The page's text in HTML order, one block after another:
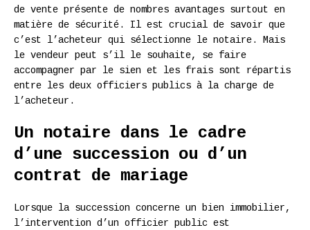
de vente présente de nombres avantages surtout en
matière de sécurité. Il est crucial de savoir que
c’est l’acheteur qui sélectionne le notaire. Mais
le vendeur peut s’il le souhaite, se faire
accompagner par le sien et les frais sont répartis
entre les deux officiers publics à la charge de
l’acheteur.
Un notaire dans le cadre
d’une succession ou d’un
contrat de mariage
Lorsque la succession concerne un bien immobilier,
l’intervention d’un officier public est